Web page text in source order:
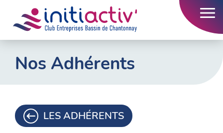
Accueil
L’association
Nos adhérents
Nos Adhérents
LES ADHÉRENTS